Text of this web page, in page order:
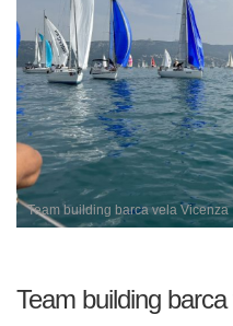
Team building barca vela Vicenza
Team building